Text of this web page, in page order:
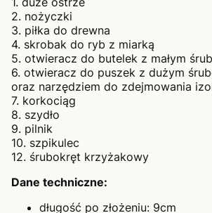
2. nożyczki
3. piłka do drewna
4. skrobak do ryb z miarką
5. otwieracz do butelek z małym
6. otwieracz do puszek z dużym
oraz narzędziem do zdejmowania
7. korkociąg
8. szydło
9. pilnik
10. szpikulec
12. śrubokręt krzyżakowy
Dane techniczne:
długość po złożeniu: 9cm